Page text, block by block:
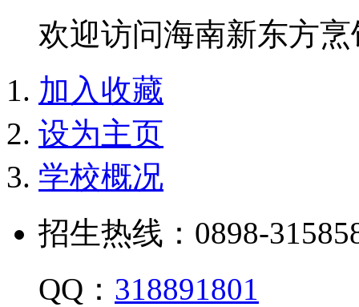
欢迎访问海南新东方
加入收藏
设为主页
学校概况
招生热线：0898-
QQ： 318891801